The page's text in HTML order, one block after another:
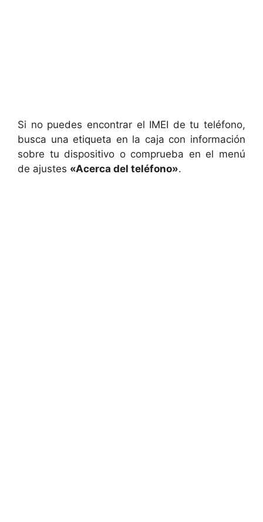
Si no puedes encontrar el IMEI de tu teléfono,
busca una etiqueta en la caja con información
sobre tu dispositivo o comprueba en el menú
de ajustes «Acerca del teléfono».